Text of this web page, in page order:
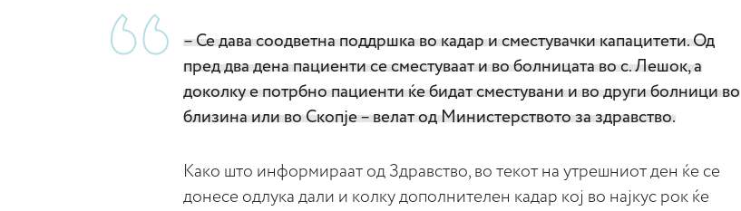
– Се дава соодветна поддршка во кадар и сместувачки капацитети. Од
пред два дена пациенти се сместуваат и во болницата во с. Лешок, а
доколку е потрбно пациенти ќе бидат сместувани и во други болници во
близина или во Скопје – велат од Министерството за здравство.
Како што информираат од Здравство, во текот на утрешниот ден ќе се
донесе одлука дали и колку дополнителен кадар кој во најкус рок ќе